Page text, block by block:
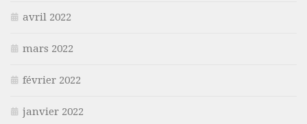
avril 2022
mars 2022
février 2022
janvier 2022